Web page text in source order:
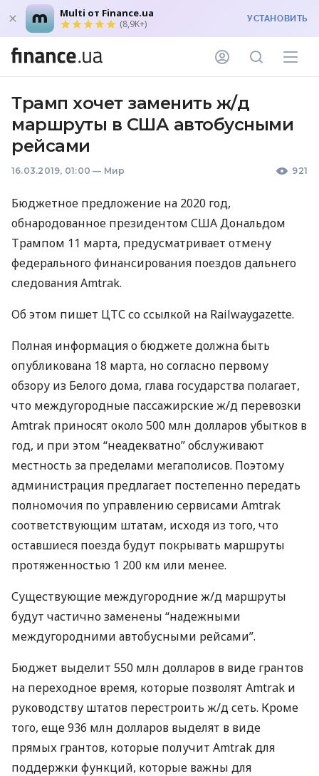
Multi от Finance.ua
(8,9K+) УСТАНОВИТЬ
Трамп хочет заменить ж/д
маршруты в США автобусными
рейсами
16.03.2019, 01:00 — Мир 921
Бюджетное предложение на 2020 год,
обнародованное президентом СШАДональдом
Трампом 11 марта, предусматривает отмену
федерального финансирования поездов дальнего
следования Amtrak.
Об этом пишет ЦТСсо ссылкой на Railwaygazette.
Полная информация о бюджете должна быть
опубликована 18 марта, но согласно первому
обзору из Белого дома, глава государства полагает,
что междугородные пассажирские ж/д перевозки
Amtrak приносят около 500 млн долларов убытков в
год, и при этом “неадекватно” обслуживают
местность за пределами мегаполисов. Поэтому
администрация предлагает постепенно передать
полномочия по управлению сервисами Amtrak
соответствующим штатам, исходя из того, что
оставшиеся поезда будут покрывать маршруты
протяженностью 1 200 км или менее.
Существующие междугородние ж/д маршруты
будут частично заменены “надежными
междугородними автобусными рейсами”.
Бюджет выделит 550 млн долларов в виде грантов
на переходное время, которые позволят Amtrak и
руководству штатов перестроить ж/д сеть. Кроме
того, еще 936 млн долларов выделят в виде
прямых грантов, которые получит Amtrak для
поддержки функций, которые важны для